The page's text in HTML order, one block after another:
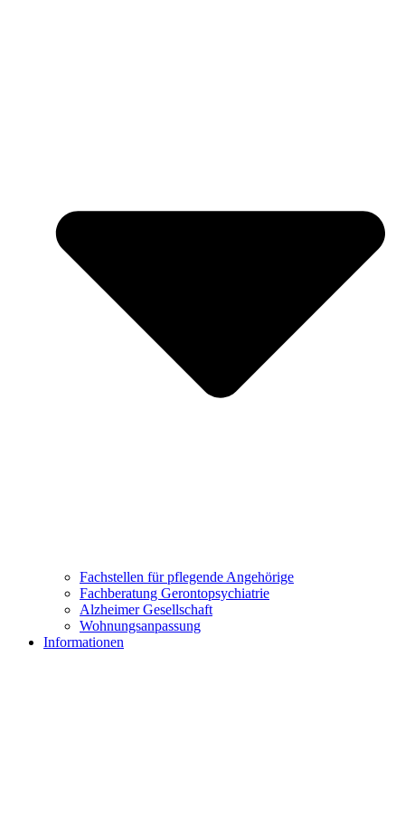
Fachstellen für pflegende Angehörige
Fachberatung Gerontopsychiatrie
Alzheimer Gesellschaft
Wohnungsanpassung
Informationen